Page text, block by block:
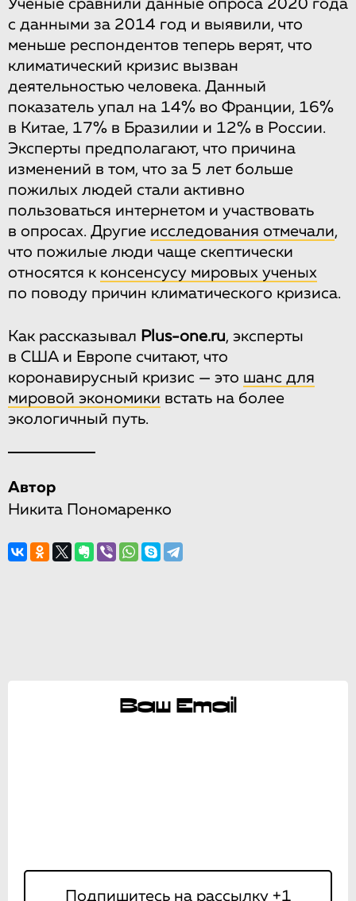
Ученые сравнили данные опроса 2020 года
с данными за 2014 год и выявили, что
меньше респондентов теперь верят, что
климатический кризис вызван
деятельностью человека. Данный
показатель упал на 14% во Франции, 16%
в Китае, 17% в Бразилии и 12% в России.
Эксперты предполагают, что причина
изменений в том, что за 5 лет больше
пожилых людей стали активно
пользоваться интернетом и участвовать
в опросах. Другие исследования отмечали,
что пожилые люди чаще скептически
относятся к консенсусу мировых ученых
по поводу причин климатического кризиса.
Как рассказывал Plus-one.ru, эксперты
в США и Европе считают, что
коронавирусный кризис — это шанс для
мировой экономики встать на более
экологичный путь.
Автор
Никита Пономаренко
Ваш Email